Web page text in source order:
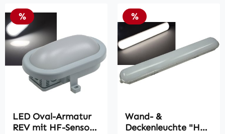
Rabatt
%
LED Oval-Armatur
REV mit HF-Sensor /
Rabatt
%
Wand- &
Deckenleuchte "HP-